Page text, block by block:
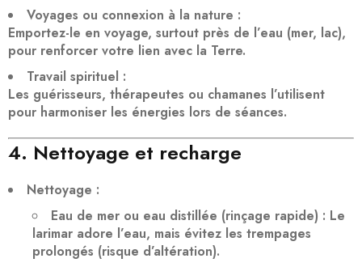
Voyages ou connexion à la nature :
Emportez-le en voyage, surtout près de l’eau (mer, lac),
pour renforcer votre lien avec la Terre.
Travail spirituel :
Les guérisseurs, thérapeutes ou chamanes l’utilisent
pour harmoniser les énergies lors de séances.
4. Nettoyage et recharge
Nettoyage :
Eau de mer ou eau distillée (rinçage rapide) : Le
larimar adore l’eau, mais évitez les trempages
prolongés (risque d’altération).